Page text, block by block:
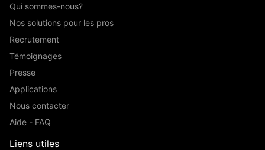
Qui sommes-nous?
Nos solutions pour les pros
Recrutement
Témoignages
Presse
Applications
Nous contacter
Aide - FAQ
Liens utiles